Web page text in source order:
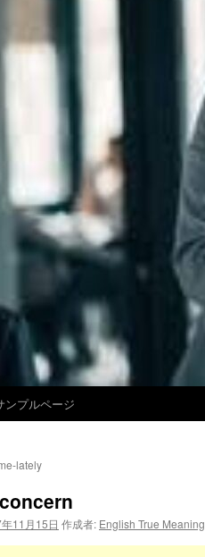
ンプルページ
lately
11月15日 作成者: English True Meaning